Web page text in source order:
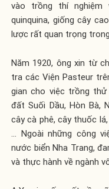
vào trồng thí
quinquina, giống cây
lược rất quan trọng
Năm 1920, ông xin từ
tra các Viện Pasteur
gian cho việc trồng
đất Suối Dầu, Hòn Bà,
cây cà phê, cây thuốc
… Ngoài những công
nước biển Nha Trang,
và thực hành về ngành